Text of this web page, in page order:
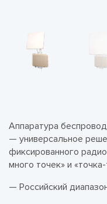
Аппаратура
— универсальное
фиксированного
много точек» и «точка-
— Российский